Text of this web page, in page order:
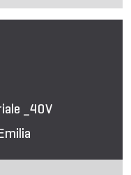
_40V